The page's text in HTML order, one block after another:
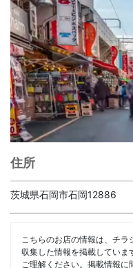
住所
茨城県石岡市石岡12886
こちらのお店の情報は、チ
収集した情報を掲載していま
ご理解ください。掲載情報